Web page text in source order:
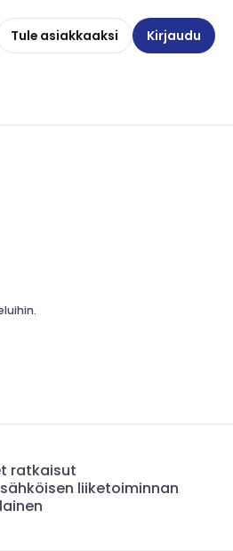
Tule asiakkaaksi Kirjaudu
ratkaisut
liiketoiminnan